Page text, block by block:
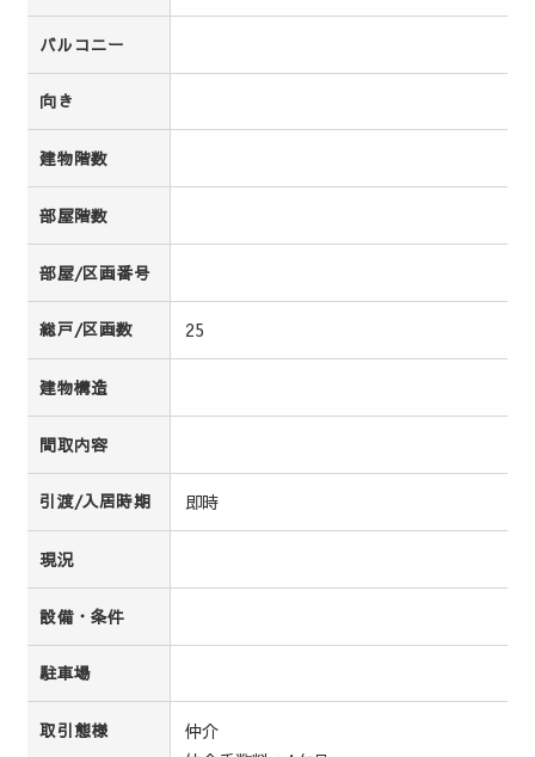
バルコニー
向き
建物階数
部屋階数
部屋/区画番号
総戸/区画数 25
建物構造
間取内容
引渡/入居時期 即時
現況
設備・条件
駐車場
取引態様
仲介